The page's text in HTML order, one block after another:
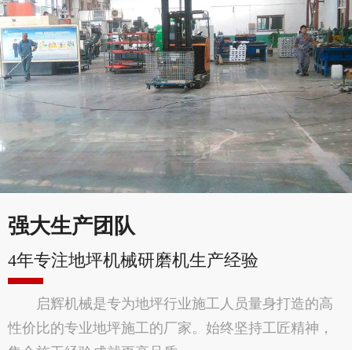
强大生产团队
4年专注地坪机械研磨机生产经验
启辉机械是专为地坪行业施工人员量身打造的高
性价比的专业地坪施工的厂家。始终坚持工匠精神，